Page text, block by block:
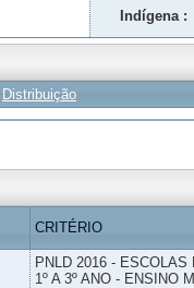
Indígena :
Distribuição
CRITÉRIO
PNLD 2016 -
1º A 3º ANO - ENSINO